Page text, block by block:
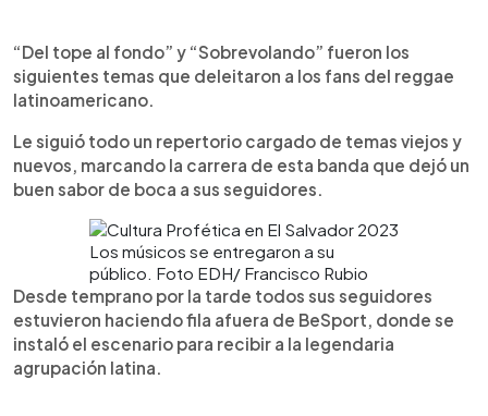
“Del tope al fondo” y “Sobrevolando” fueron los
siguientes temas que deleitaron a los fans del reggae
latinoamericano.
Le siguió todo un repertorio cargado de temas viejos y
nuevos, marcando la carrera de esta banda que dejó un
buen sabor de boca a sus seguidores.
Los músicos se entregaron a su
público. Foto EDH/ Francisco Rubio
Desde temprano por la tarde todos sus seguidores
estuvieron haciendo fila afuera de BeSport, donde se
instaló el escenario para recibir a la legendaria
agrupación latina.